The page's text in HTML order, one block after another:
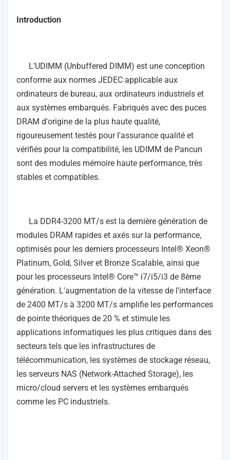
Introduction
L'UDIMM (Unbuffered DIMM) est une conception
conforme aux normes JEDEC applicable aux
ordinateurs de bureau, aux ordinateurs industriels et
aux systèmes embarqués. Fabriqués avec des puces
DRAM d'origine de la plus haute qualité,
rigoureusement testés pour l'assurance qualité et
vérifiés pour la compatibilité, les UDIMM de Pancun
sont des modules mémoire haute performance, très
stables et compatibles.
La DDR4-3200 MT/s est la dernière génération de
modules DRAM rapides et axés sur la performance,
optimisés pour les derniers processeurs Intel® Xeon®
Platinum, Gold, Silver et Bronze Scalable, ainsi que
pour les processeurs Intel® Core™ i7/i5/i3 de 8ème
génération. L'augmentation de la vitesse de l'interface
de 2400 MT/s à 3200 MT/s amplifie les performances
de pointe théoriques de 20 % et stimule les
applications informatiques les plus critiques dans des
secteurs tels que les infrastructures de
télécommunication, les systèmes de stockage réseau,
les serveurs NAS (Network-Attached Storage), les
micro/cloud servers et les systèmes embarqués
comme les PC industriels.